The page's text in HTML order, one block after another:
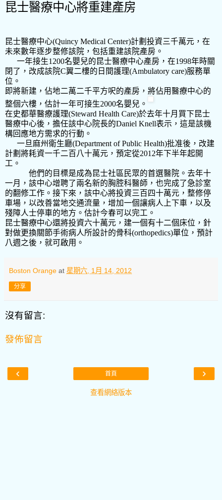
昆士醫療中心將重建產房
昆士醫療中心(Quincy Medical Center)計劃投資三千萬元，在
未來數年逐步整修該院，包括重建該院產房。
一年接生1200名嬰兒的昆士醫療中心產房，在1998年時關
閉了，改成該院C翼二樓的日間護理(Ambulatory care)服務單
位。
即將新建，佔地二萬二千平方呎的產房，將佔用醫療中心的
整個六樓，估計一年可接生2000名嬰兒。
在史都華醫療護理(Steward Health Care)於去年十月買下昆士
醫療中心後，擔任該中心院長的Daniel Knell表示，這是該機
構回應地方需求的行動。
一旦麻州衛生廳(Department of Public Health)批准後，改建
計劃將耗資一千二百八十萬元，預定從2012年下半年起開
工。
他們的目標是成為昆士社區民眾的首選醫院。去年十
一月，該中心增聘了兩名新的胸腔科醫師，也完成了急診室
的翻修工作。接下來，該中心將投資三百四十萬元，整修停
車場，以改善當地交通流量，增加一個讓病人上下車，以及
殘障人士停車的地方。估計今春可以完工。
昆士醫療中心還將投資六十萬元，建一個有十二個床位，針
對做更換關節手術病人所設計的骨科(orthopedics)單位，預計
八週之後，就可啟用。
Boston Orange at 星期六, 1月 14, 2012
分享
沒有留言:
發佈留言
‹ ›
首頁
查看網絡版本